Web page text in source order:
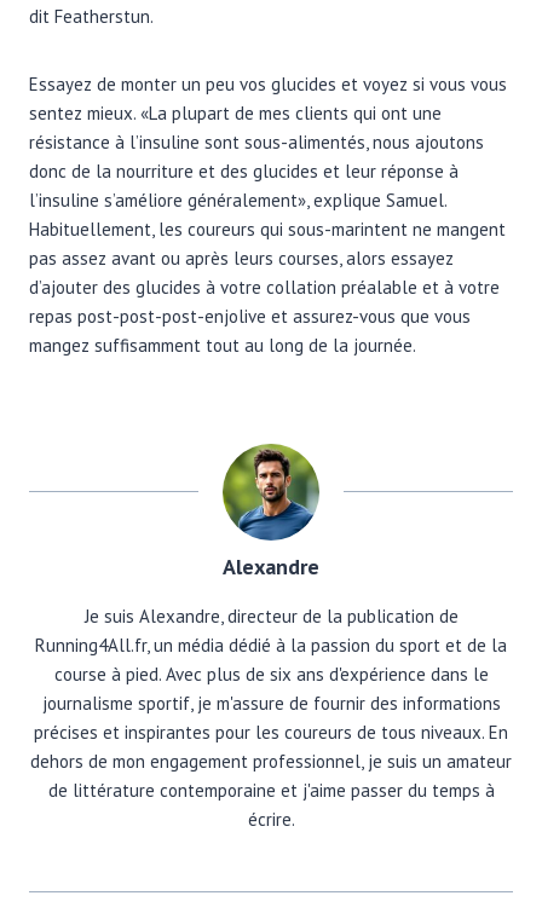
dit Featherstun.
Essayez de monter un peu vos glucides et voyez si vous vous
sentez mieux. «La plupart de mes clients qui ont une
résistance à l’insuline sont sous-alimentés, nous ajoutons
donc de la nourriture et des glucides et leur réponse à
l’insuline s’améliore généralement», explique Samuel.
Habituellement, les coureurs qui sous-marintent ne mangent
pas assez avant ou après leurs courses, alors essayez
d’ajouter des glucides à votre collation préalable et à votre
repas post-post-post-enjolive et assurez-vous que vous
mangez suffisamment tout au long de la journée.
Alexandre
Je suis Alexandre, directeur de la publication de
Running4All.fr, un média dédié à la passion du sport et de la
course à pied. Avec plus de six ans d'expérience dans le
journalisme sportif, je m'assure de fournir des informations
précises et inspirantes pour les coureurs de tous niveaux. En
dehors de mon engagement professionnel, je suis un amateur
de littérature contemporaine et j'aime passer du temps à
écrire.